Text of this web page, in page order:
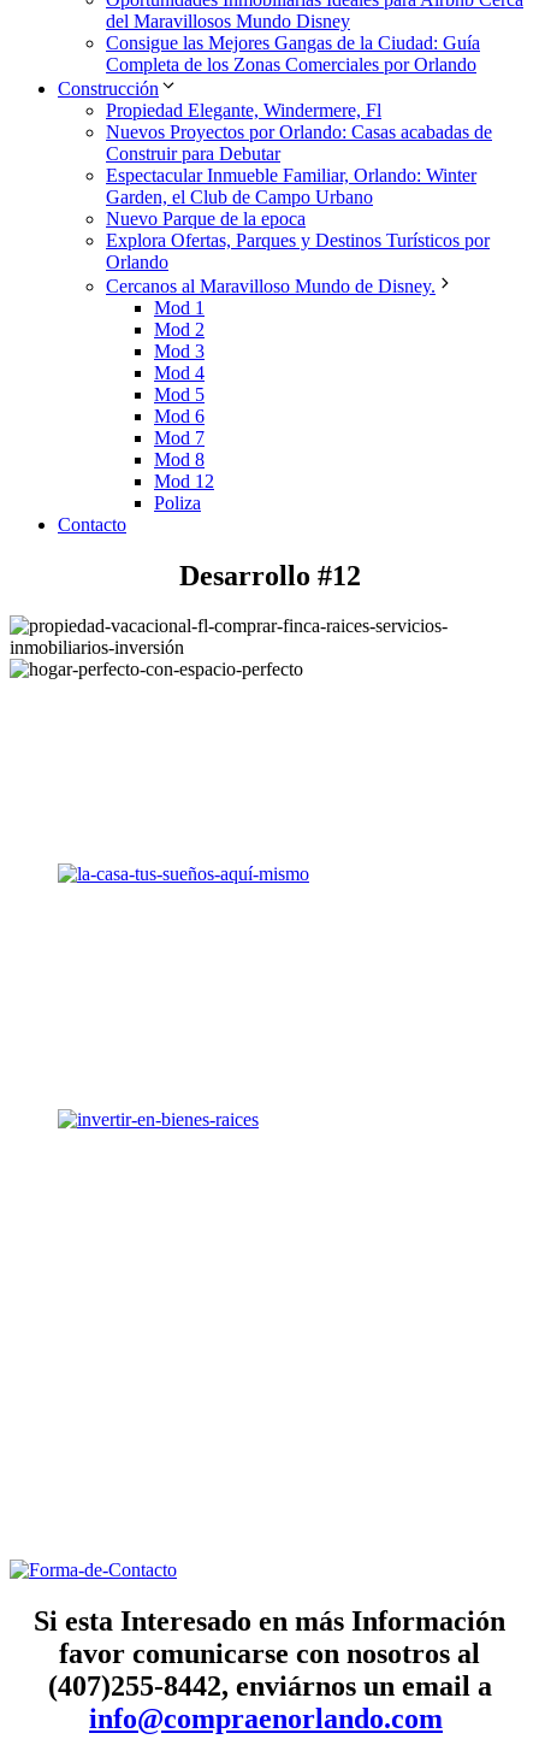
del Maravillosos Mundo Disney
Consigue las Mejores Gangas de la Ciudad: Guía
Completa de los Zonas Comerciales por Orlando
Construcción
Propiedad Elegante, Windermere, Fl
Nuevos Proyectos por Orlando: Casas acabadas de
Construir para Debutar
Espectacular Inmueble Familiar, Orlando: Winter
Garden, el Club de Campo Urbano
Nuevo Parque de la epoca
Explora Ofertas, Parques y Destinos Turísticos por
Orlando
Cercanos al Maravilloso Mundo de Disney.
Mod 1
Mod 2
Mod 3
Mod 4
Mod 5
Mod 6
Mod 7
Mod 8
Mod 12
Poliza
Contacto
Desarrollo #12
Si esta Interesado en más Información
favor comunicarse con nosotros al
(407)255-8442, enviárnos un email a
info@compraenorlando.com